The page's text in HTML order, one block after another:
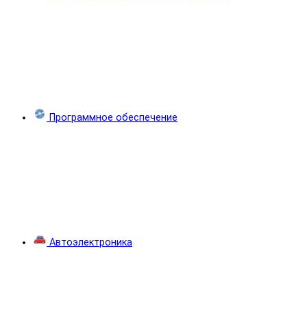
Программное обеспечение
Автоэлектроника